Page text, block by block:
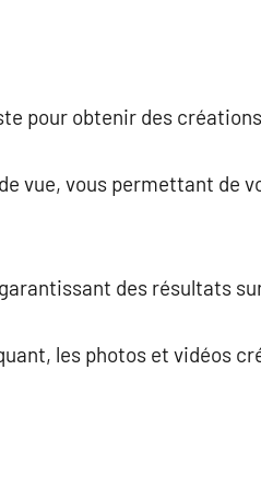
pour obtenir des
vue, vous permettant de
des résultats
les photos et vidéos